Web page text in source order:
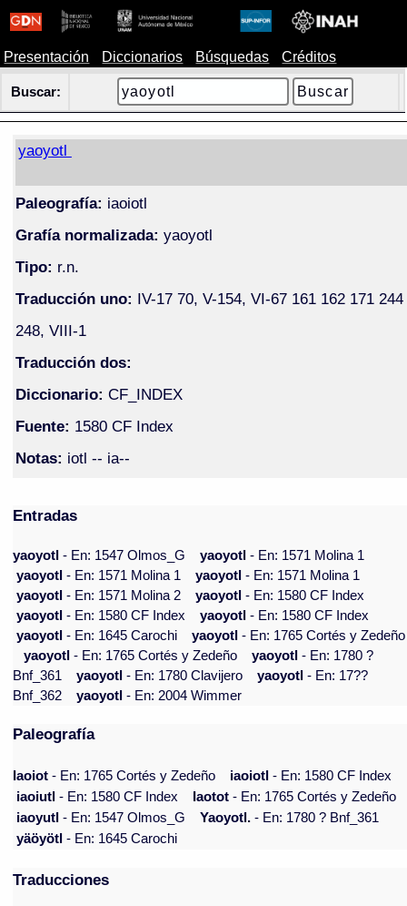
Presentación Diccionarios Búsquedas Créditos
Buscar:
yaoyotl
Paleografía: iaoiotl
Grafía normalizada: yaoyotl
Tipo: r.n.
Traducción uno: IV-17 70, V-154, VI-67 161 162 171 244
248, VIII-1
Traducción dos:
Diccionario: CF_INDEX
Fuente: 1580 CF Index
Notas: iotl -- ia--
Entradas
yaoyotl- En: 1547 Olmos_G yaoyotl- En: 1571 Molina 1
yaoyotl- En: 1571 Molina 1 yaoyotl- En: 1571 Molina 1
yaoyotl- En: 1571 Molina 2 yaoyotl- En: 1580 CF Index
yaoyotl- En: 1580 CF Index yaoyotl- En: 1580 CF Index
yaoyotl- En: 1645 Carochi yaoyotl- En: 1765 Cortés y Zedeño
yaoyotl- En: 1765 Cortés y Zedeño yaoyotl- En: 1780 ?
Bnf_361
yaoyotl- En: 1780 Clavijero yaoyotl- En: 17??
Bnf_362
yaoyotl- En: 2004 Wimmer
Paleografía
Iaoiot - En: 1765 Cortés y Zedeño iaoiotl - En: 1580 CF Index
iaoiutl - En: 1580 CF Index Iaotot - En: 1765 Cortés y Zedeño
iaoyutl - En: 1547 Olmos_G Yaoyotl. - En: 1780 ? Bnf_361
yäöyötl - En: 1645 Carochi
Traducciones